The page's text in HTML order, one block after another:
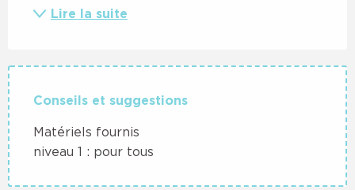
Lire la suite
Conseils et suggestions
Matériels fournis
niveau 1 : pour tous